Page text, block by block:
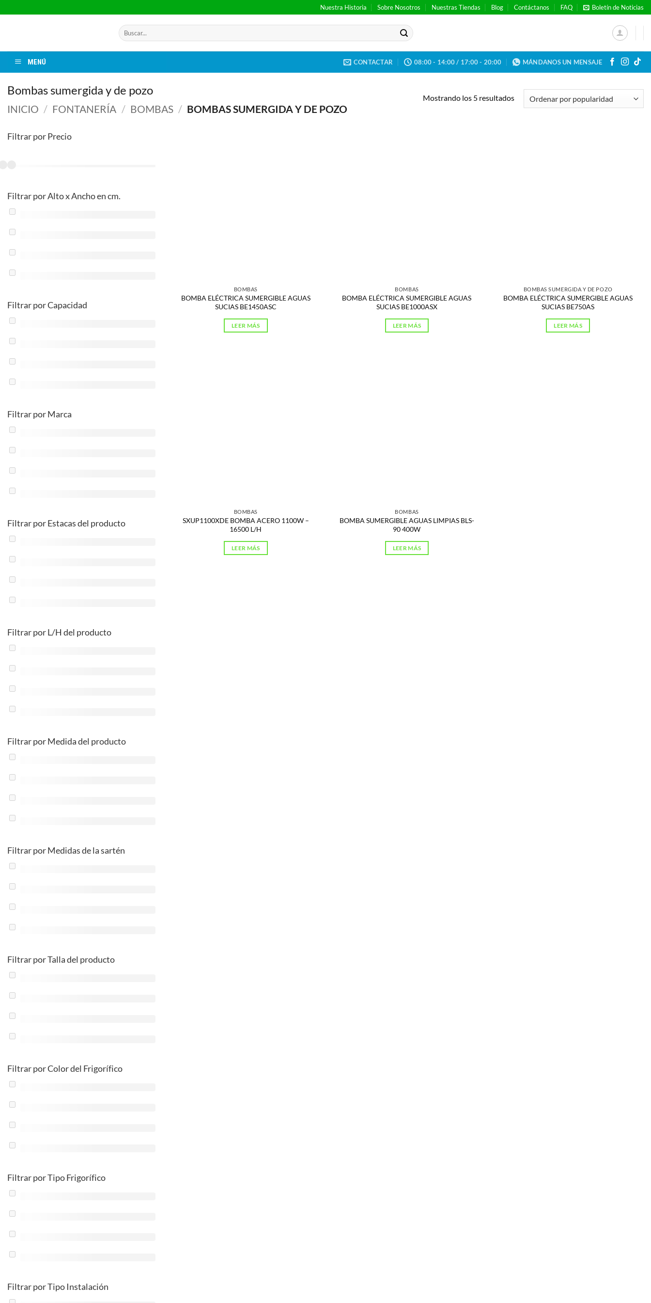
al
Nuestra Historia Sobre Nosotros Nuestras Tiendas Blog Contáctanos FAQ Boletín de Noticias
Buscar
por:
MENÚ CONTACTAR 08:00 - 14:00 / 17:00 - 20:00 MÁNDANOS UN MENSAJE
Bombas sumergida y de pozo
INICIO / FONTANERÍA / BOMBAS / BOMBAS SUMERGIDA Y DE POZO
Mostrando los 5 resultadosOrdenado
por
Filtrar por Precio
Filtrar por Alto x Ancho en cm.
Filtrar por Capacidad
Filtrar por Marca
Filtrar por Estacas del producto
Filtrar por L/H del producto
Filtrar por Medida del producto
Filtrar por Medidas de la sartén
Filtrar por Talla del producto
Filtrar por Color del Frigorífico
Filtrar por Tipo Frigorífico
Filtrar por Tipo Instalación
BOMBAS
BOMBA ELÉCTRICA SUMERGIBLE AGUAS
SUCIAS BE1450ASC
LEER MÁS
BOMBAS
BOMBA ELÉCTRICA SUMERGIBLE AGUAS
SUCIAS BE1000ASX
LEER MÁS
BOMBAS SUMERGIDA Y DE POZO
BOMBA ELÉCTRICA SUMERGIBLE AGUAS
SUCIAS BE750AS
LEER MÁS
BOMBAS
SXUP1100XDE BOMBA ACERO 1100W –
16500 L/H
LEER MÁS
BOMBAS
BOMBA SUMERGIBLE AGUAS LIMPIAS BLS-
90 400W
LEER MÁS